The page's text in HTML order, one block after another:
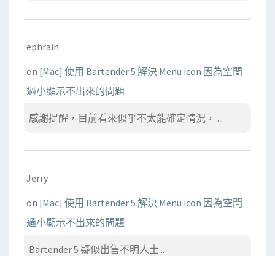
ephrain
on [Mac] 使用 Bartender 5 解決 Menu icon 因為空間
過小顯示不出來的問題
感謝提醒，目前看來似乎不太能確定情況， ...
Jerry
on [Mac] 使用 Bartender 5 解決 Menu icon 因為空間
過小顯示不出來的問題
Bartender 5 疑似出售不明人士...